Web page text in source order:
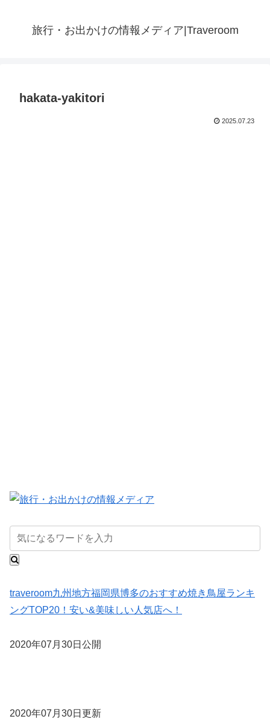
旅行・お出かけの情報メディア|Traveroom
hakata-yakitori
2025.07.23
traveroom九州地方福岡県博多のおすすめ焼き鳥屋ランキ
ングTOP20！安い&美味しい人気店へ！
2020年07月30日公開
2020年07月30日更新